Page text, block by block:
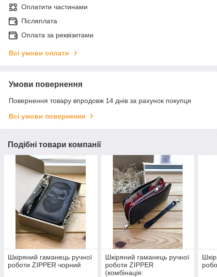
Оплатити частинами
Післяплата
Оплата за реквізитами
Всі умови оплати
Умови повернення
Повернення товару впродовж 14 днів за рахунок покупця
Всі умови повернення
Подібні товари компанії
Шкіряний гаманець ручної
роботи ZIPPER чорний
Шкіряний гаманець ручної
роботи ZIPPER
(комбінація: